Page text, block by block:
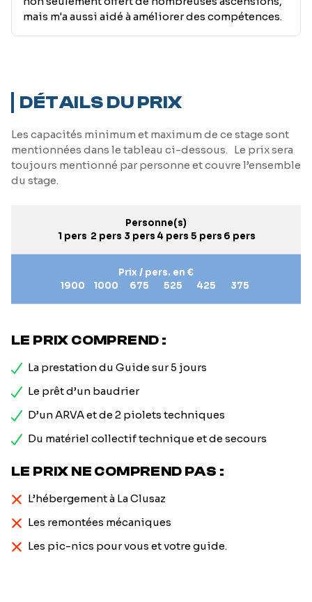
mais m'a aussi aidé à améliorer des compétences.
DÉTAILS DU PRIX
Les capacités minimum et maximum de ce stage sont
mentionnées dans le tableau ci-dessous. Le prix sera
toujours mentionné par personne et couvre l’ensemble
du stage.
Personne(s)
1 pers 2 pers 3 pers 4 pers 5 pers 6 pers
Prix / pers. en €
1900
1000 675 525 425 375
LE PRIX COMPREND :
La prestation du Guide sur 5 jours
Le prêt d’un baudrier
D’un ARVA et de 2 piolets techniques
Du matériel collectif technique et de secours
LE PRIX NE COMPREND PAS :
L’hébergement à La Clusaz
Les remontées mécaniques
Les pic-nics pour vous et votre guide.